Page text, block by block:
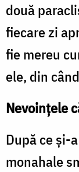
două
fiecare zi
fie mereu
ele, din
Nevoințele
După ce și-
monahale